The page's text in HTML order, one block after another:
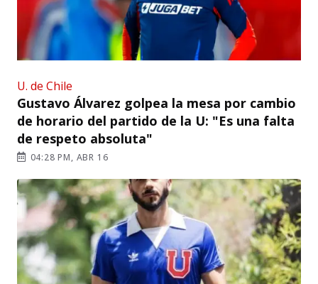
U. de Chile
Gustavo Álvarez golpea la mesa por cambio
de horario del partido de la U: "Es una falta
de respeto absoluta"
04:28 PM, ABR 16